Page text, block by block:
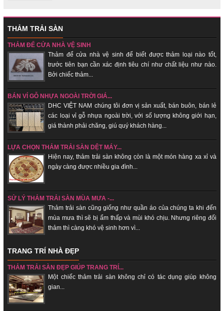
THẢM TRẢI SÀN
THẢM ĐỂ CỬA NHÀ VỆ SINH
Thảm để cửa nhà vệ sinh để biết được thảm loại nào tốt,
trước tiên bạn cần xác định tiêu chí như chất liệu như nào.
Bởi chiếc thảm...
BÁN VỈ GỖ NHỰA NGOÀI TRỜI GIÁ...
DHC VIỆT NAM chúng tôi đơn vị sản xuất, bán buôn, bán lẻ
các loại vỉ gỗ nhựa ngoài trời, với số lượng không giới hạn,
giá thành phải chăng, giú quý khách hàng...
LỰA CHỌN THẢM TRẢI SÀN DỆT MÁY...
Hiện nay, thảm trải sàn không c̣òn là một món hàng xa xỉ và
ngày càng được nhiều gia đình...
SỬ LÝ THẢM TRẢI SÀN MÙA MƯA -...
Thảm trải sàn cũng giống như quần áo của chúng ta khi đến
mùa mưa thì sẽ bị ẩm thấp và mùi khó chịu. Nhưng riêng đối
thảm thì càng khó vệ sinh hơn vì...
TRANG TRÍ NHÀ ĐẸP
THẢM TRẢI SÀN ĐẸP GIÚP TRANG TRÍ...
Một chiếc thảm trải sàn không chỉ có tác dụng giúp không
gian...